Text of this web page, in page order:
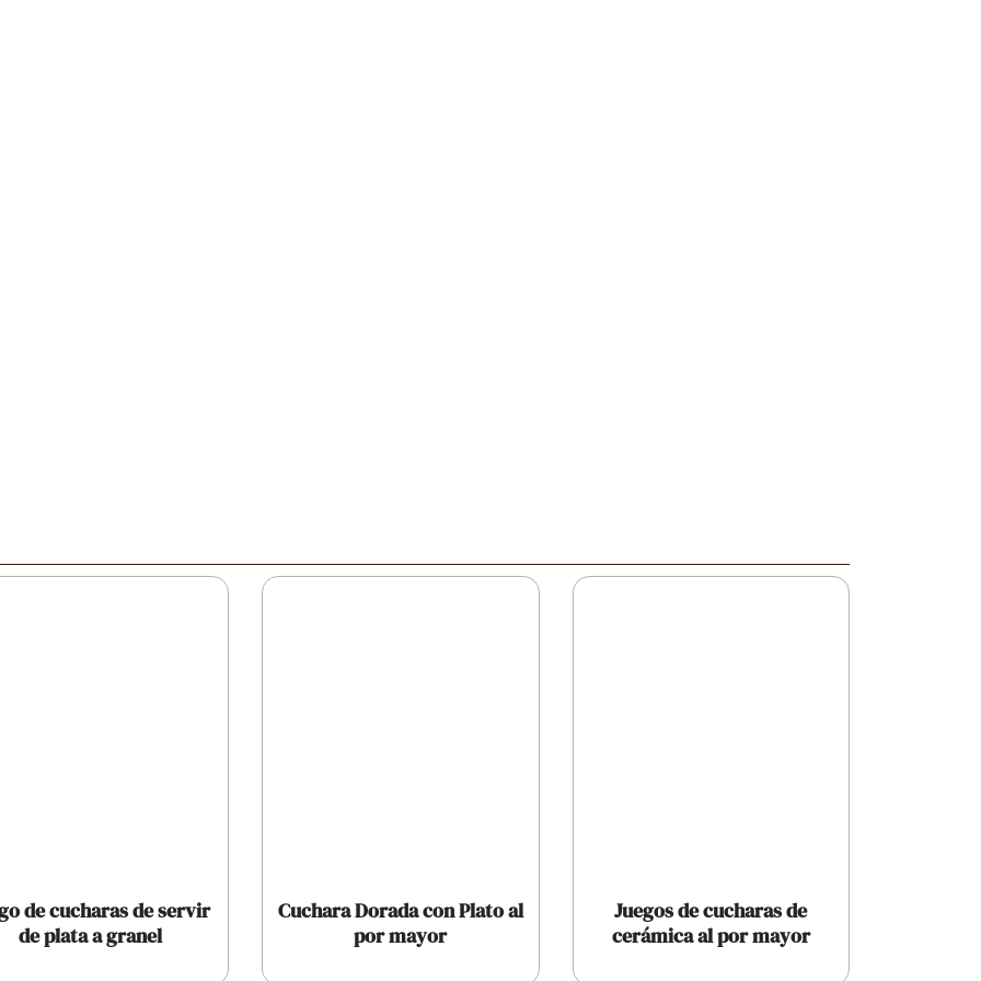
de cucharas de servir
de plata a granel
Cuchara Dorada con Plato al
por mayor
Juegos de cucharas de
cerámica al por mayor